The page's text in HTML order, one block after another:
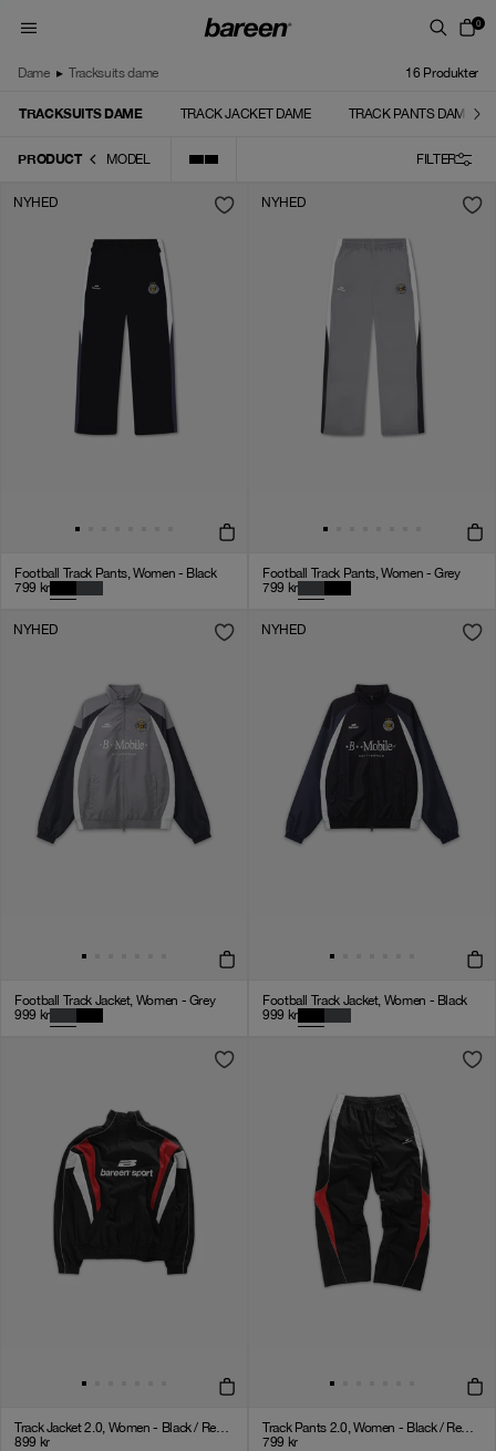
0
Dame ▸ Tracksuits dame 16 Produkter
TRACKSUITS DAME TRACK JACKET DAME TRACK PANTS DAME
PRODUCT MODEL FILTER
NYHED
Football Track Pants, Women - Black
799 kr
NYHED
Football Track Pants, Women - Grey
799 kr
NYHED
Football Track Jacket, Women - Grey
999 kr
NYHED
Football Track Jacket, Women - Black
999 kr
Track Jacket 2.0, Women - Black / Red / White
899 kr
Track Pants 2.0, Women - Black / Red / White
799 kr